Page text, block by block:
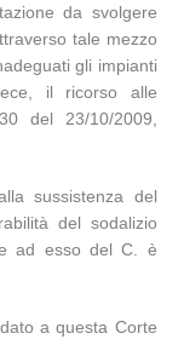
da svolgere
tale mezzo
gli impianti
il ricorso alle
del 23/10/2009,
sussistenza del
del sodalizio
ad esso del C. è
a questa Corte